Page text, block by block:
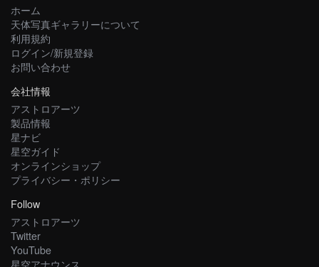
ホーム
天体写真ギャラリーについて
利用規約
ログイン/新規登録
お問い合わせ
会社情報
アストロアーツ
製品情報
星ナビ
星空ガイド
オンラインショップ
プライバシー・ポリシー
Follow
アストロアーツ
Twitter
YouTube
星空アナウンス